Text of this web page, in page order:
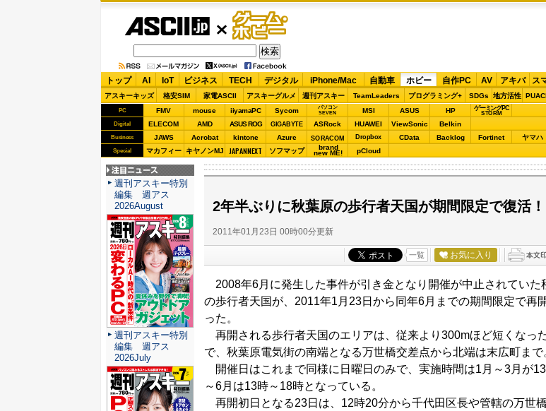
ゲーム・
ホビー
トップ AI IoT ビジネス TECH デジタル iPhone/Mac 自動車 ホビー 自作PC AV アキバ ス
アスキーキッズ 格安SIM 家電ASCII アスキーグルメ 週刊アスキー TeamLeaders プログラミング+ SDGs 地方活性
PC FMV mouse iiyamaPC Sycom
パソコン
SEVEN
MSI ASUS HP ゲーミングPC
STORM
Digital ELECOM AMD ASUS ROG GIGABYTE ASRock HUAWEI ViewSonic Belkin
Business JAWS Acrobat kintone Azure SORACOM Dropbox CData Backlog Fortinet ヤマハ
Special マカフィー キヤノンMJ JAPANNEXT ソフマップ brand
new ME! pCloud
2年半ぶりに秋葉原の歩行者天国が期間限定で復活！
2011年01月23日 00時00分更新
一覧 お気に入り
2008年6月に発生した事件が引き金となり開催が中止されていた
の歩行者天国が、2011年1月23日から同年6月までの期間限定で再
った。
再開される歩行者天国のエリアは、従来より300mほど短くなっ
で、秋葉原電気街の南端となる万世橋交差点から北端は末広町まで
開催日はこれまで同様に日曜日のみで、実施時間は1月～3月が
～6月は13時～18時となっている。
再開初日となる23日は、12時20分から千代田区長や管轄の万世
注目ニュース
週刊アスキー特別
編集 週アス
2026August
週刊アスキー特別
編集 週アス
2026July